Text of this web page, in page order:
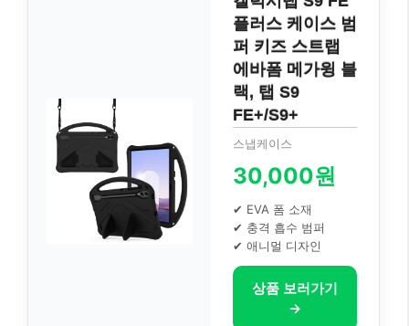
플러스 케이스 범
퍼 키즈 스트랩
에바폼 메가윙 블
랙, 탭 S9
FE+/S9+
스냅케이스
30,000원
✔ EVA 폼 소재
✔ 충격 흡수 범퍼
✔ 애니멀 디자인
상품 보러가기
→